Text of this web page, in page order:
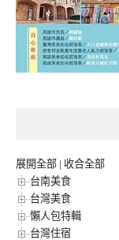
展開全部 | 收合全部
台南美食
台灣美食
懶人包特輯
台灣住宿